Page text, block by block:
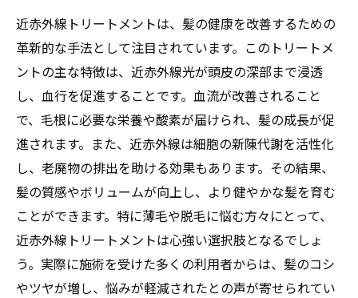
近赤外線トリートメントは、髪の健康を改善するための
革新的な手法として注目されています。このトリートメ
ントの主な特徴は、近赤外線光が頭皮の深部まで浸透
し、血行を促進することです。血流が改善されること
で、毛根に必要な栄養や酸素が届けられ、髪の成長が促
進されます。また、近赤外線は細胞の新陳代謝を活性化
し、老廃物の排出を助ける効果もあります。その結果、
髪の質感やボリュームが向上し、より健やかな髪を育む
ことができます。特に薄毛や脱毛に悩む方々にとって、
近赤外線トリートメントは心強い選択肢となるでしょ
う。実際に施術を受けた多くの利用者からは、髪のコシ
やツヤが増し、悩みが軽減されたとの声が寄せられてい